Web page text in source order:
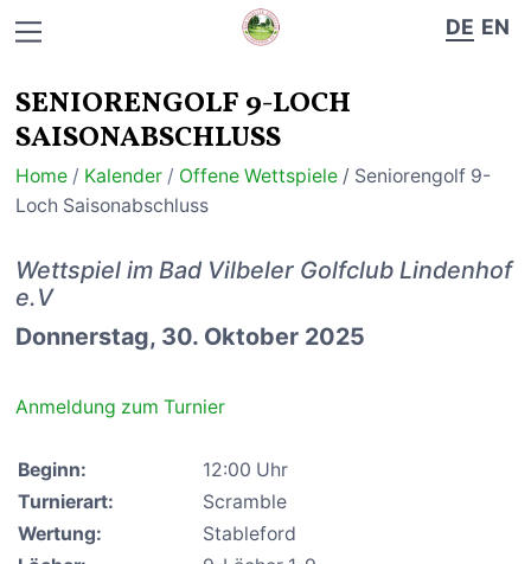
DE EN
SENIORENGOLF 9-LOCH
SAISONABSCHLUSS
Home / Kalender / Offene Wettspiele / Seniorengolf 9-
Loch Saisonabschluss
Wettspiel im Bad Vilbeler Golfclub Lindenhof
e.V
Donnerstag, 30. Oktober 2025
Anmeldung zum Turnier
Beginn:
12:00 Uhr
Turnierart:
Scramble
Wertung:
Stableford